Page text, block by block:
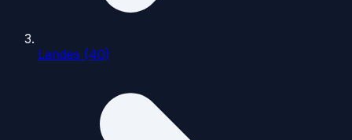
Landes (40)